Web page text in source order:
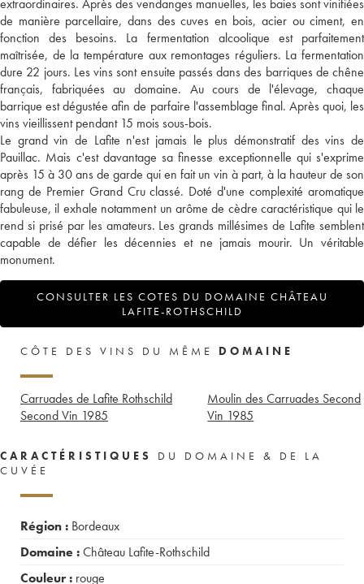
extraordinaires. Après des vendanges manuelles, les baies sont vinifiées
de manière parcellaire, dans des cuves en bois, acier ou ciment, en
fonction des besoins. La fermentation alcoolique est parfaitement
maîtrisée, de la température aux remontages réguliers. La fermentation
dure 22 jours. Les vins sont ensuite passés dans des barriques de chêne
français, fabriquées au domaine. Au cours de l'élevage, chaque
barrique est dégustée afin de parfaire l'assemblage final. Après quoi, les
vins vieillissent pendant 15 mois sous-bois.
Le grand vin de Lafite n'est jamais le plus démonstratif des vins de
Pauillac. Mais c'est davantage sa finesse exceptionnelle qui s'exprime
après 15 à 30 ans de garde qui en fait un vin à part, à la hauteur de son
rang de Premier Grand Cru classé. Doté d'une complexité aromatique
fabuleuse, il exhale notamment un arôme de cèdre caractéristique qui le
rend si prisé par les amateurs. Les grands millésimes de Lafite semblent
capable de défier les décennies et ne jamais mourir. Un véritable
monument.
CONSULTER LES COTES DU DOMAINE CHÂTEAU
LAFITE-ROTHSCHILD
CÔTE DES VINS DU MÊME DOMAINE
Carruades de Lafite Rothschild
Second Vin 1985
Moulin des Carruades Second
Vin 1985
CARACTÉRISTIQUES
DU DOMAINE & DE LA
CUVÉE
Région : Bordeaux
Domaine :Château Lafite-Rothschild
Couleur : rouge